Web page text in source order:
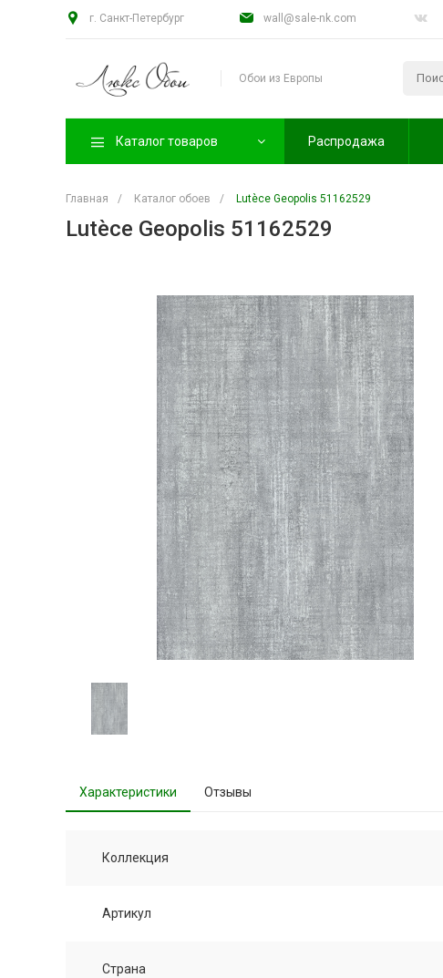
г. Санкт-Петербург wall@sale-nk.com
Обои из Европы
Каталог товаров Распродажа
Главная / Каталог обоев / Lutèce Geopolis 51162529
Lutèce Geopolis 51162529
Характеристики Отзывы
Коллекция
Артикул
Страна